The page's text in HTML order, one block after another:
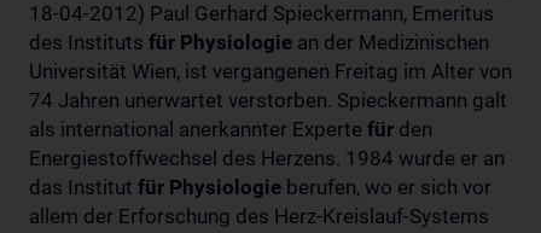
18-04-2012) Paul Gerhard Spieckermann, Emeritus
des Instituts für Physiologie an der Medizinischen
Universität Wien, ist vergangenen Freitag im Alter von
74 Jahren unerwartet verstorben. Spieckermann galt
als international anerkannter Experte für den
Energiestoffwechsel des Herzens. 1984 wurde er an
das Institut für Physiologie berufen, wo er sich vor
allem der Erforschung des Herz-Kreislauf-Systems